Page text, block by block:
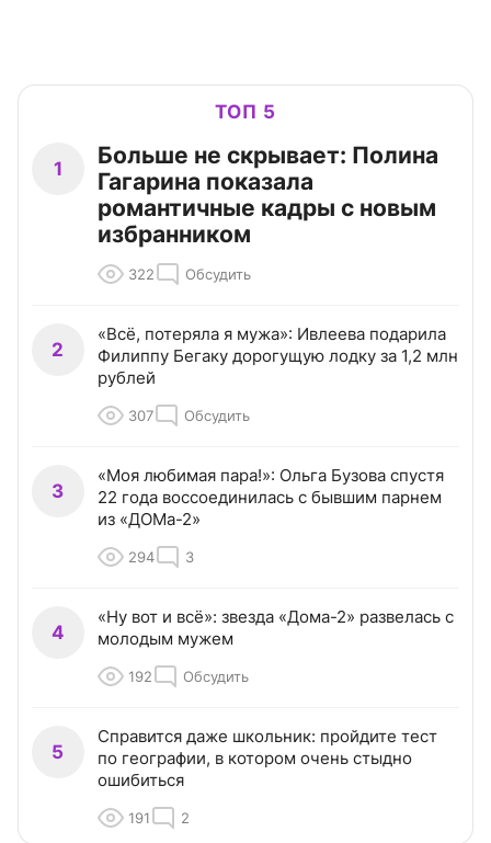
ТОП 5
1
Больше не скрывает: Полина
Гагарина показала
романтичные кадры с новым
избранником
322 Обсудить
2
«Всё, потеряла я мужа»: Ивлеева подарила
Филиппу Бегаку дорогущую лодку за 1,2 млн
рублей
307 Обсудить
3
«Моя любимая пара!»: Ольга Бузова спустя
22 года воссоединилась с бывшим парнем
из «ДОМа-2»
294 3
4
«Ну вот и всё»: звезда «Дома-2» развелась с
молодым мужем
192 Обсудить
5
Справится даже школьник: пройдите тест
по географии, в котором очень стыдно
ошибиться
191 2